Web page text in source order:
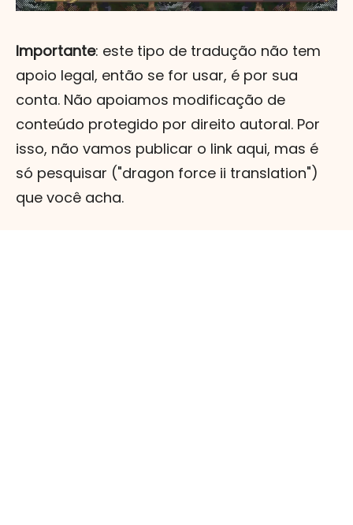
Importante: este tipo de tradução não tem
apoio legal, então se for usar, é por sua
conta. Não apoiamos modificação de
conteúdo protegido por direito autoral. Por
isso, não vamos publicar o link aqui, mas é
só pesquisar ("dragon force ii translation")
que você acha.